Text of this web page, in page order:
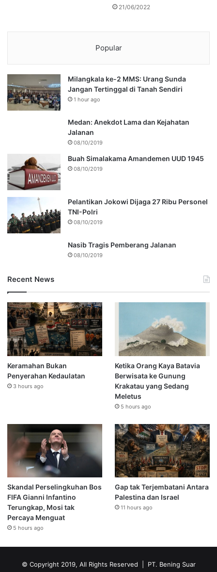
21/06/2022
Popular
Milangkala ke-2 MMS: Urang Sunda
Jangan Tertinggal di Tanah Sendiri
1 hour ago
Medan: Anekdot Lama dan Kejahatan
Jalanan
08/10/2019
Buah Simalakama Amandemen UUD 1945
08/10/2019
Pelantikan Jokowi Dijaga 27 Ribu Personel
TNI-Polri
08/10/2019
Nasib Tragis Pemberang Jalanan
08/10/2019
Recent News
Keramahan Bukan
Penyerahan Kedaulatan
3 hours ago
Ketika Orang Kaya Batavia
Berwisata ke Gunung
Krakatau yang Sedang
Meletus
5 hours ago
Skandal Perselingkuhan Bos
FIFA Gianni Infantino
Terungkap, Mosi tak
Percaya Menguat
5 hours ago
Gap tak Terjembatani Antara
Palestina dan Israel
11 hours ago
© Copyright 2019, All Rights Reserved | PT. Bening Suar